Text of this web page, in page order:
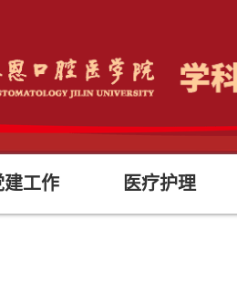
建工作 医疗护理